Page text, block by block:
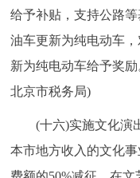
给予补贴，支持公路
油车更新为纯电动车
新为纯电动车给予奖
北京市税务局)
(十六)实施文化演出
本市地方收入的文化